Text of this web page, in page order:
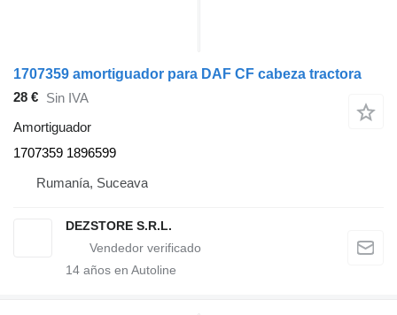
1707359 amortiguador para DAF CF cabeza tractora
28 € Sin IVA
Amortiguador
1707359 1896599
Rumanía, Suceava
DEZSTORE S.R.L.
14 años en Autoline